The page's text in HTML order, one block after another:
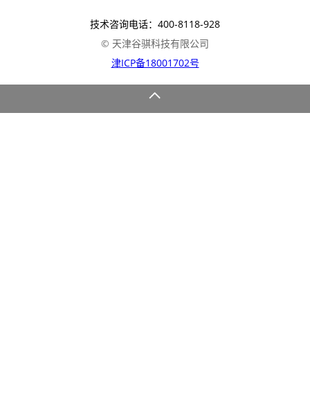
技术咨询电话：400-8118-928
© 天津谷骐科技有限公司
津ICP备18001702号